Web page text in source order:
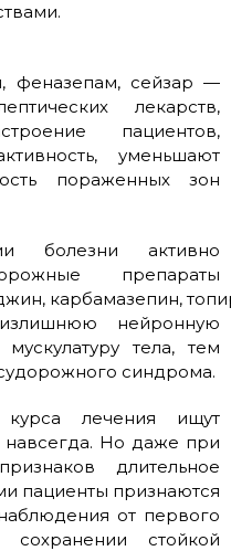
феназепам, сейзар —
лекарств,
пациентов,
уменьшают
пораженных зон
болезни активно
препараты
карбамазепин,
нейронную
тела, тем
синдрома.
лечения ищут
навсегда. Но даже при
длительное
пациенты признаются
от первого
стойкой